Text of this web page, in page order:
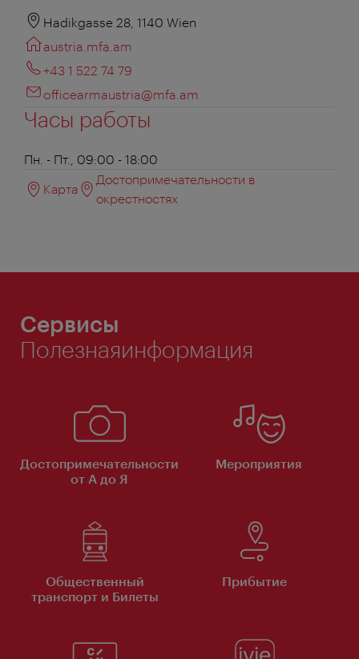
Hadikgasse 28, 1140 Wien
austria.mfa.am
+43 1 522 74 79
officearmaustria@mfa.am
Часы работы
Пн. - Пт., 09:00 - 18:00
Карта
Достопримечательности в
окрестностях
Сервисы
Полезнаяинформация
Достопримечательности
от А до Я
Мероприятия
Общественный
транспорт и Билеты
Прибытие